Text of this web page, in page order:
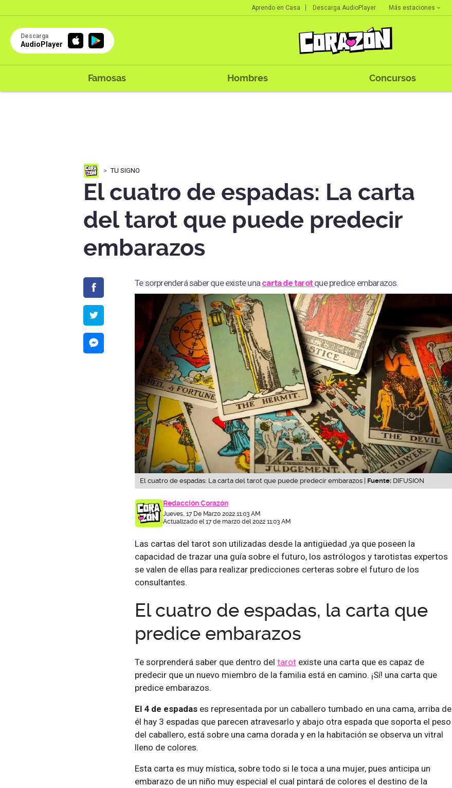
Aprendo en Casa Descarga AudioPlayer Más estaciones
Descarga
AudioPlayer
Famosas Hombres Concursos
TU SIGNO
El cuatro de espadas: La carta
del tarot que puede predecir
embarazos
Te sorprenderá saber que existe una carta de tarot que predice embarazos.
El cuatro de espadas: La carta del tarot que puede predecir embarazos | Fuente: DIFUSION
Redacción Corazón
Jueves, 17 De Marzo 2022 11:03 AM
Actualizado el 17 de marzo del 2022 11:03 AM
Las cartas del tarot son utilizadas desde la antigüedad ,ya que poseen la
capacidad de trazar una guía sobre el futuro, los astrólogos y tarotistas expertos
se valen de ellas para realizar predicciones certeras sobre el futuro de los
consultantes.
El cuatro de espadas, la carta que
predice embarazos
Te sorprenderá saber que dentro del tarot existe una carta que es capaz de
predecir que un nuevo miembro de la familia está en camino. ¡Sí! una carta que
predice embarazos.
El 4 de espadas es representada por un caballero tumbado en una cama, arriba de
él hay 3 espadas que parecen atravesarlo y abajo otra espada que soporta el peso
del caballero, está sobre una cama dorada y en la habitación se observa un vitral
lleno de colores.
Esta carta es muy mística, sobre todo si le toca a una mujer, pues anticipa un
embarazo de un niño muy especial el cual pintará de colores el destino de la